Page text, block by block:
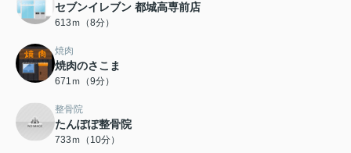
セブンイレブン 都城高専前店
613ｍ（8分）
焼肉
焼肉のさこま
671ｍ（9分）
整骨院
たんぽぽ整骨院
733ｍ（10分）